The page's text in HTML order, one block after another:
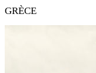
GRÈCE